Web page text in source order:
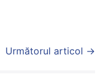
Următorul articol →